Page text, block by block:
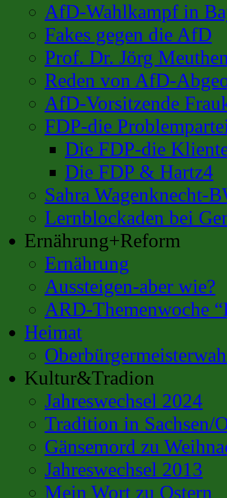
AfD-Wahlkampf in
Fakes gegen die AfD
Prof. Dr. Jörg
Reden von AfD-
AfD-Vorsitzende
FDP-die
Die FDP-die
Die FDP & Hartz4
Sahra Wagenknecht-
Lernblockaden bei
Ernährung+Reform
Ernährung
Aussteigen-aber wie?
ARD-Themenwoche
Heimat
Kultur&Tradion
Jahreswechsel 2024
Tradition in Sachsen/
Gänsemord zu
Jahreswechsel 2013
Mein Wort zu Ostern